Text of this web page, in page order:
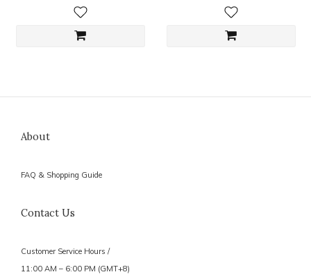
About
FAQ & Shopping Guide
Contact Us
Customer Service Hours /
11:00 AM – 6:00 PM (GMT+8)